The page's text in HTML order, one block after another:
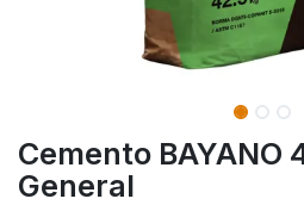
Cemento BAYANO
General